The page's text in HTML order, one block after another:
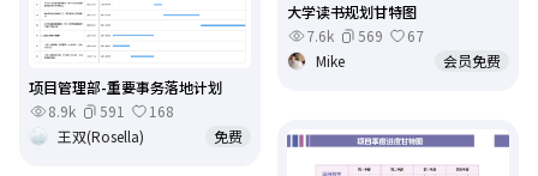
项目管理部-重要事务落地计划
8.9k
591
168
王双(Rosella)
免费
大学读书规划甘特图
7.6k
569
67
Mike
会员免费